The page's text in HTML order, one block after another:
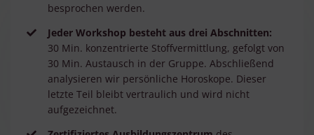
besprochen werden.
Jeder Workshop besteht aus drei Abschnitten:
30 Min. konzentrierte Stoffvermittlung, gefolgt von
30 Min. Austausch in der Gruppe. Abschließend
analysieren wir persönliche Horoskope. Dieser
letzte Teil bleibt vertraulich und wird nicht
aufgezeichnet.